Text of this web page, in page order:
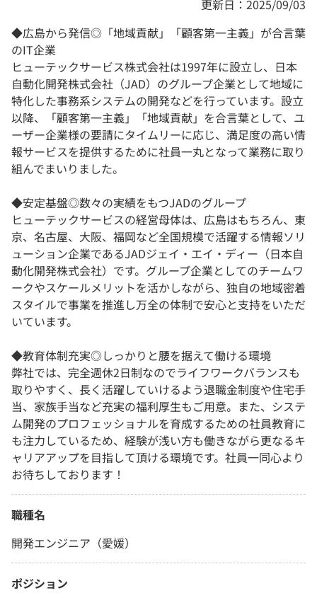
更新日：2025/09/03
◆広島から発信◎「地域貢献」「顧客第一主義」が合言葉
のIT企業
ヒューテックサービス株式会社は1997年に設立し、日本
自動化開発株式会社（JAD）のグループ企業として地域に
特化した事務系システムの開発などを行っています。設立
以降、「顧客第一主義」「地域貢献」を合言葉として、ユ
ーザー企業様の要請にタイムリーに応じ、満足度の高い情
報サービスを提供するために社員一丸となって業務に取り
組んでまいりました。
◆安定基盤◎数々の実績をもつJADのグループ
ヒューテックサービスの経営母体は、広島はもちろん、東
京、名古屋、大阪、福岡など全国規模で活躍する情報ソリ
ューション企業であるJADジェイ・エイ・ディー（日本自
動化開発株式会社）です。グループ企業としてのチームワ
ークやスケールメリットを活かしながら、独自の地域密着
スタイルで事業を推進し万全の体制で安心と支持をいただ
いています。
◆教育体制充実◎しっかりと腰を据えて働ける環境
弊社では、完全週休2日制なのでライフワークバランスも
取りやすく、長く活躍していけるよう退職金制度や住宅手
当、家族手当など充実の福利厚生もご用意。また、システ
ム開発のプロフェッショナルを育成するための社員教育に
も注力しているため、経験が浅い方も働きながら更なるキ
ャリアアップを目指して頂ける環境です。社員一同心より
お待ちしております！
職種名
開発エンジニア（愛媛）
ポジション